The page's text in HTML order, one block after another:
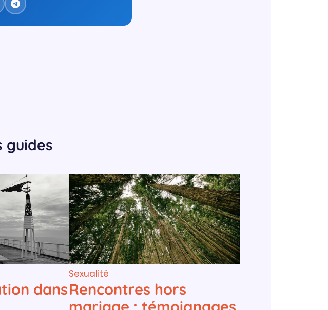
guides
dans
Sexualité
Rencontres hors